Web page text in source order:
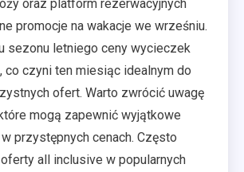
oraz platform rezerwacyjnych
promocje na wakacje we wrześniu.
sezonu letniego ceny wycieczek
co czyni ten miesiąc idealnym do
ofert. Warto zwrócić uwagę
mogą zapewnić wyjątkowe
przystępnych cenach. Często
all inclusive w popularnych